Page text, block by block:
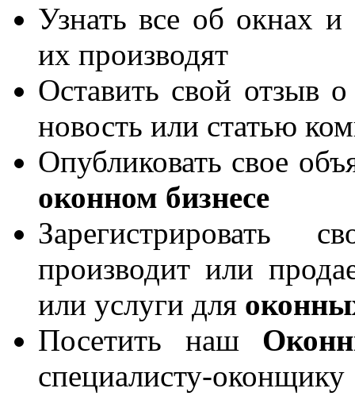
Узнать все об окнах и
их производят
Оставить свой отзыв
новость или статью
Опубликовать свое
оконном бизнесе
производит или
или услуги для
Посетить наш
специалисту-оконщику